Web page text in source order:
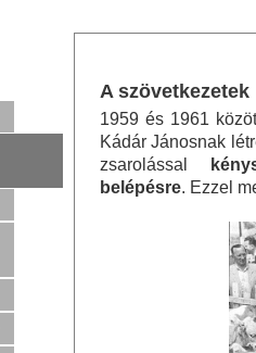
A
1959 és 1961
Kádár Jánosnak
zsarolással
belépésre. Ezzel